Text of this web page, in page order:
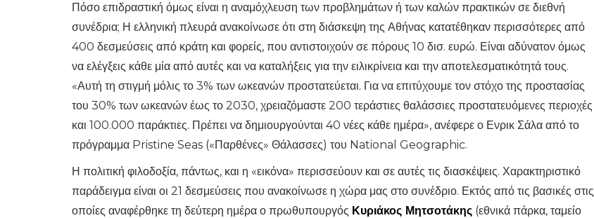
Πόσο επιδραστική όμως είναι η αναμόχλευση των προβλημάτων ή των καλών πρακτικών σε διεθνή
συνέδρια; Η ελληνική πλευρά ανακοίνωσε ότι στη διάσκεψη της Αθήνας κατατέθηκαν περισσότερες από
400 δεσμεύσεις από κράτη και φορείς, που αντιστοιχούν σε πόρους 10 δισ. ευρώ. Είναι αδύνατον όμως
να ελέγξεις κάθε μία από αυτές και να καταλήξεις για την ειλικρίνεια και την αποτελεσματικότητά τους.
«Αυτή τη στιγμή μόλις το 3% των ωκεανών προστατεύεται. Για να επιτύχουμε τον στόχο της προστασίας
του 30% των ωκεανών έως το 2030, χρειαζόμαστε 200 τεράστιες θαλάσσιες προστατευόμενες περιοχές
και 100.000 παράκτιες. Πρέπει να δημιουργούνται 40 νέες κάθε ημέρα», ανέφερε ο Ενρικ Σάλα από το
πρόγραμμα Pristine Seas («Παρθένες» Θάλασσες) του National Geographic.
Η πολιτική φιλοδοξία, πάντως, και η «εικόνα» περισσεύουν και σε αυτές τις διασκέψεις. Χαρακτηριστικό
παράδειγμα είναι οι 21 δεσμεύσεις που ανακοίνωσε η χώρα μας στο συνέδριο. Εκτός από τις βασικές στις
οποίες αναφέρθηκε τη δεύτερη ημέρα ο πρωθυπουργός Κυριάκος Μητσοτάκης (εθνικά πάρκα, ταμείο